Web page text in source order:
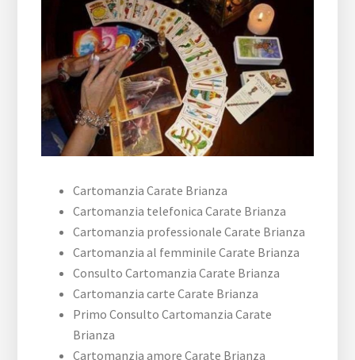
Cartomanzia Carate Brianza
Cartomanzia telefonica Carate Brianza
Cartomanzia professionale Carate Brianza
Cartomanzia al femminile Carate Brianza
Consulto Cartomanzia Carate Brianza
Cartomanzia carte Carate Brianza
Primo Consulto Cartomanzia Carate
Brianza
Cartomanzia amore Carate Brianza